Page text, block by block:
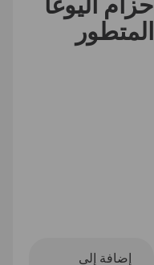
المتطور
إضافة إلى